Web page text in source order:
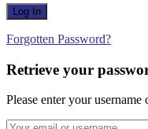
Forgotten Password?
Retrieve your
Please enter your